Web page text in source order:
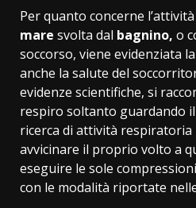
Per quanto concerne
mare svolta dal bagnino, o
soccorso, viene evidenziata
anche la salute del
evidenze scientifiche, si
respiro soltanto guardando
ricerca di attività respiratoria
avvicinare il proprio volto a
eseguire le sole
con le modalità riportate